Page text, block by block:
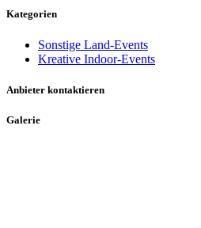
Kategorien
Sonstige Land-Events
Kreative Indoor-Events
Anbieter kontaktieren
Galerie